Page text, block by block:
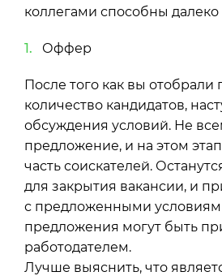
коллегами способны далеко
Оффер
После того как вы отобрали
количество кандидатов,
обсуждения условий. Не
предложение, и на этом
часть соискателей.
для закрытия вакансии, и
с предложенными
предложения могут быть
работодателем.
Лучше выяснить, что